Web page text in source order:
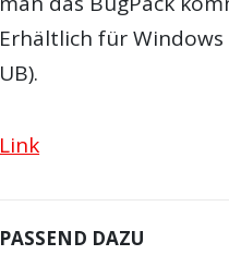
Erhältlich für
UB).
Link
PASSEND DAZU